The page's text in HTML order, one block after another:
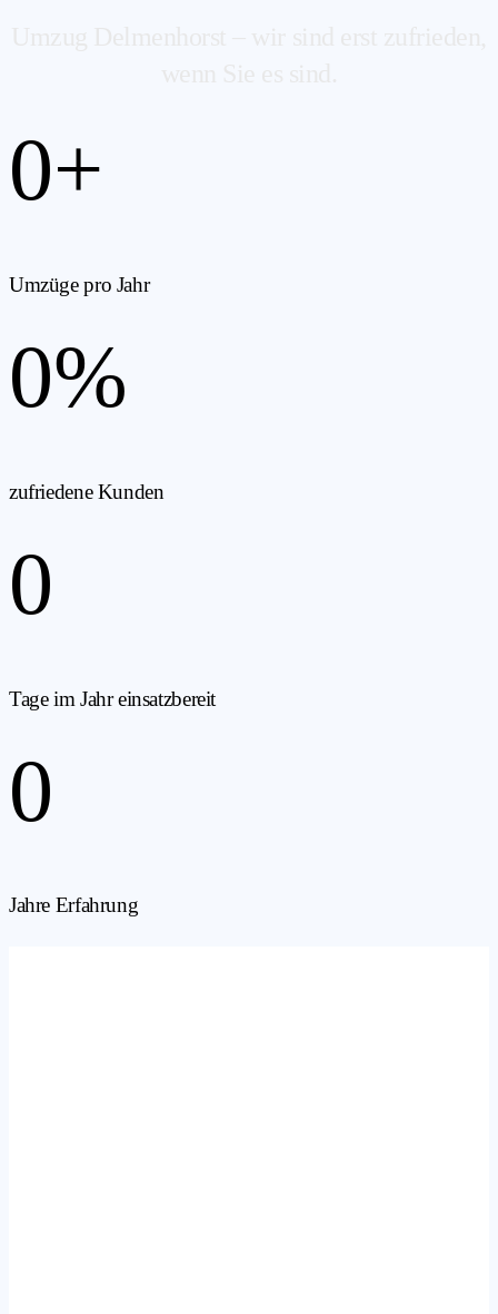
0+
Umzüge pro Jahr
0%
zufriedene Kunden
0
Tage im Jahr einsatzbereit
0
Jahre Erfahrung